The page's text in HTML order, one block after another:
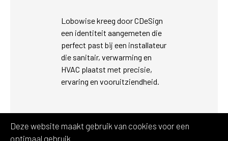
Deze website maakt gebruik van cookies voor een
optimaal gebruik.
Lobowise kreeg door CDeSign
een identiteit aangemeten die
perfect past bij een installateur
die sanitair, verwarming en
HVAC plaatst met precisie,
ervaring en vooruitziendheid.